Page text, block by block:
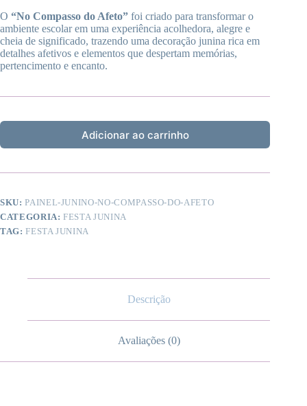
O “No Compasso do Afeto” foi criado para transformar o
ambiente escolar em uma experiência acolhedora, alegre e
cheia de significado, trazendo uma decoração junina rica em
detalhes afetivos e elementos que despertam memórias,
pertencimento e encanto.
Adicionar ao carrinho
SKU:PAINEL-JUNINO-NO-COMPASSO-DO-AFETO
CATEGORIA:FESTA JUNINA
TAG:FESTA JUNINA
Descrição
Avaliações (0)